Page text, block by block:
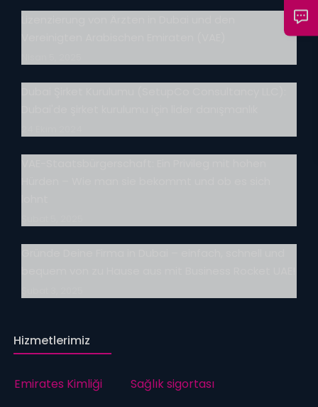
Hizmetlerimiz
Emirates Kimliği
Sağlık sigortası